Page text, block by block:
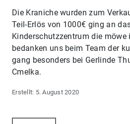
Die Kraniche wurden zum
Teil-Erlös von 1000€ ging an
Kinderschutzzentrum die möwe
bedanken uns beim Team der
gang besonders bei Gerlinde
Cmelka.
5. August 2020